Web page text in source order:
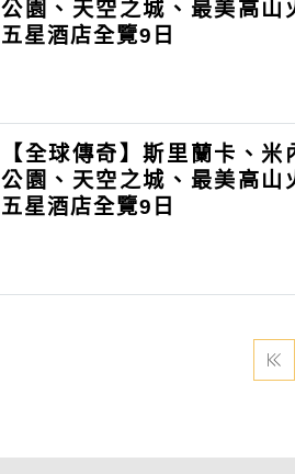
公園、天空之城、最美高山
五星酒店全覽9日
【全球傳奇】斯里蘭卡、米
公園、天空之城、最美高山
五星酒店全覽9日